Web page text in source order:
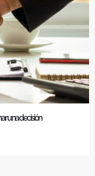
una decisión